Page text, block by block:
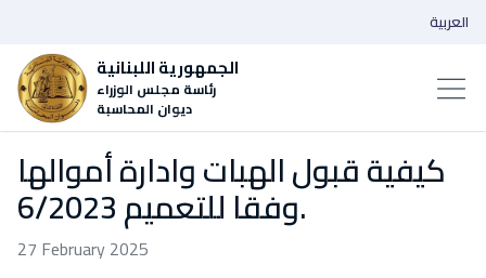
الجمهورية اللبنانية
رئاسة مجلس الوزراء
ديوان المحاسبة
العربية
كيفية قبول الهبات وادارة أموالها
وفقا للتعميم 6/2023.
27 February 2025